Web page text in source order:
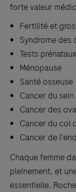
forte valeur
Fertilité et
Syndrome des
Tests prénataux
Ménopause
Santé osseuse
Cancer du sein
Cancer des
Cancer du col
Cancer de
Chaque femme
pleinement, et
essentielle.